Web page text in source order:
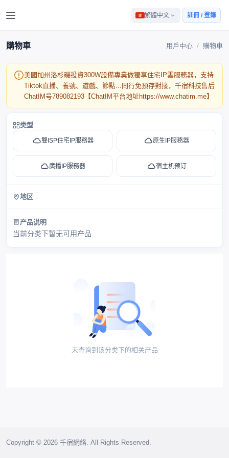
繁體中文 註冊 / 登錄
購物車 用戶中心 購物車
美國加州洛杉磯投資300W設備專業做獨享住宅IP雲服務器，支持
Tiktok直播、養號、遊戲、節點...同行免預存對接，千宿科技售后
ChatIM号789082193【ChatIM平台地址https://www.chatim.me】
类型
雙ISP住宅IP服務器 原生IP服務器
廣播IP服務器 宿主机预订
地区
产品说明
当前分类下暂无可用产品
未查询到该分类下的相关产品
Copyright © 2026 千宿網絡. All Rights Reserved.